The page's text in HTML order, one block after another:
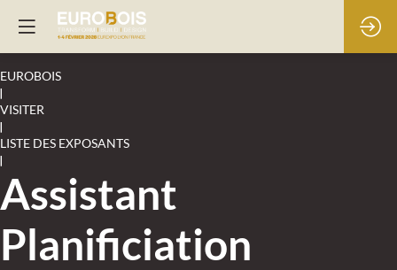
EUROBOIS
|
VISITER
|
LISTE DES EXPOSANTS
|
Assistant
Planificiation